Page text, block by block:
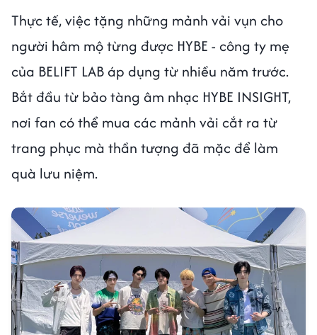
Thực tế, việc tặng những mảnh vải vụn cho
người hâm mộ từng được HYBE - công ty mẹ
của BELIFT LAB áp dụng từ nhiều năm trước.
Bắt đầu từ bảo tàng âm nhạc HYBE INSIGHT,
nơi fan có thể mua các mảnh vải cắt ra từ
trang phục mà thần tượng đã mặc để làm
quà lưu niệm.